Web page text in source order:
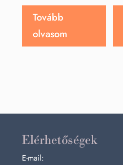
Tovább
olvasom
Elérhetőségek
E-mail: